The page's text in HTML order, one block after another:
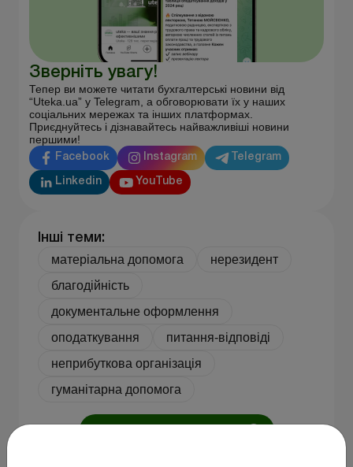
Зверніть увагу!
Тепер ви можете читати бухгалтерські новини від
“Uteka.ua” у Telegram, а обговорювати їх у наших
соціальних мережах та інших платформах.
Приєднуйтесь і дізнавайтесь найважливіші новини
першими!
Facebook Instagram Telegram
Linkedin YouTube
Інші теми:
матеріальна допомога
нерезидент
благодійність
документальне оформлення
оподаткування
питання-відповіді
неприбуткова організація
гуманітарна допомога